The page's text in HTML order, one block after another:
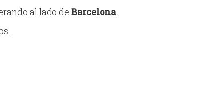
al lado de Barcelona.